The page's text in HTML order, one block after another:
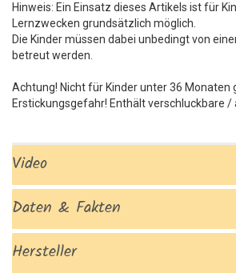
Hinweis: Ein Einsatz dieses Artikels ist für
Lernzwecken grundsätzlich möglich.
Die Kinder müssen dabei unbedingt von
betreut werden.
Achtung! Nicht für Kinder unter 36 Monaten
Erstickungsgefahr! Enthält verschluckbare /
Video
Daten & Fakten
Hersteller